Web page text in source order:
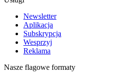
Newsletter
Aplikacja
Subskrypcja
Wesprzyj
Reklama
Nasze flagowe formaty